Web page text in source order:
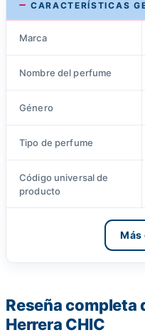
CARACTERÍSTICAS
Marca
Nombre del perfume
Género
Tipo de perfume
Código universal de
producto
Más
Reseña completa
Herrera CHIC